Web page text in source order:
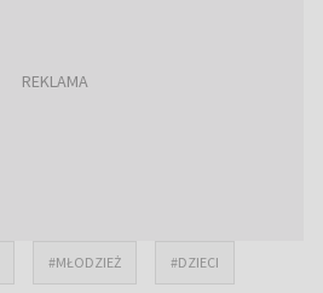
#MŁODZIEŻ #DZIECI